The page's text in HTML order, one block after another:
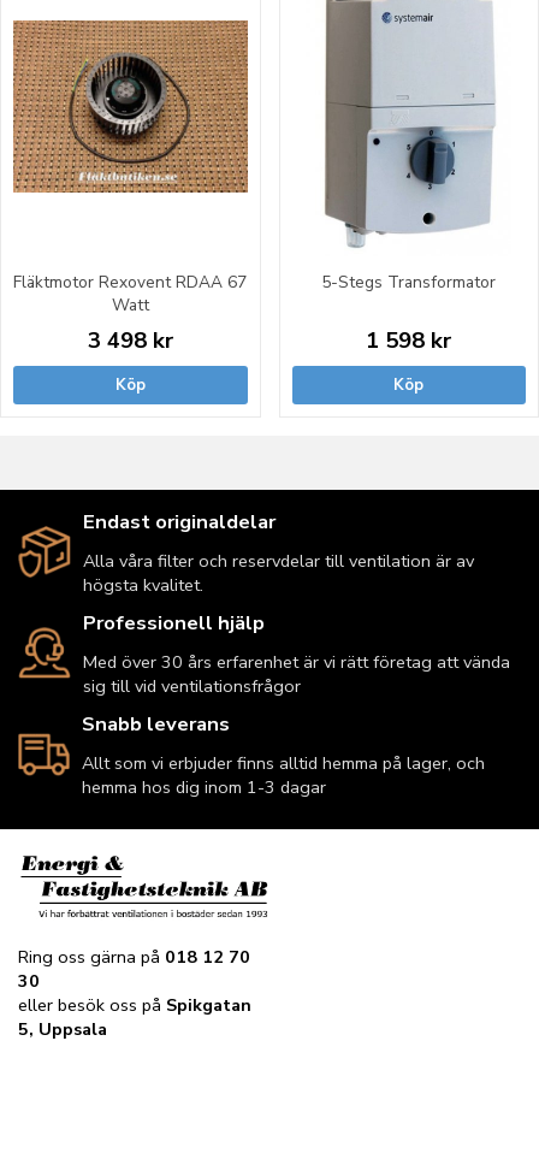
Fläktmotor Rexovent RDAA 67
Watt
3 498 kr
Köp
5-Stegs Transformator
1 598 kr
Köp
Endast originaldelar
Alla våra filter och reservdelar till ventilation är av
högsta kvalitet.
Professionell hjälp
Med över 30 års erfarenhet är vi rätt företag att vända
sig till vid ventilationsfrågor
Snabb leverans
Allt som vi erbjuder finns alltid hemma på lager, och
hemma hos dig inom 1-3 dagar
Ring oss gärna på 018 12 70
30
eller besök oss på Spikgatan
5, Uppsala